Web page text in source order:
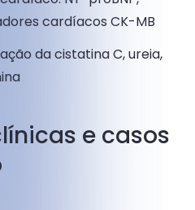
cardíacos CK-MB
da cistatina C, ureia,
e casos